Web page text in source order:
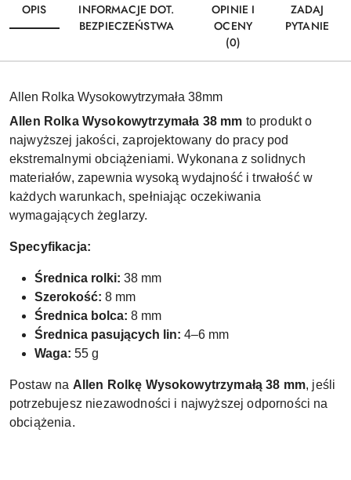
OPIS
INFORMACJE DOT.
BEZPIECZEŃSTWA
OPINIE I
OCENY
(0)
ZADAJ
PYTANIE
Allen Rolka Wysokowytrzymała 38mm
Allen Rolka Wysokowytrzymała 38 mm to produkt o
najwyższej jakości, zaprojektowany do pracy pod
ekstremalnymi obciążeniami. Wykonana z solidnych
materiałów, zapewnia wysoką wydajność i trwałość w
każdych warunkach, spełniając oczekiwania
wymagających żeglarzy.
Specyfikacja:
Średnica rolki: 38 mm
Szerokość: 8 mm
Średnica bolca: 8 mm
Średnica pasujących lin: 4–6 mm
Waga: 55 g
Postaw na Allen Rolkę Wysokowytrzymałą 38 mm, jeśli
potrzebujesz niezawodności i najwyższej odporności na
obciążenia.